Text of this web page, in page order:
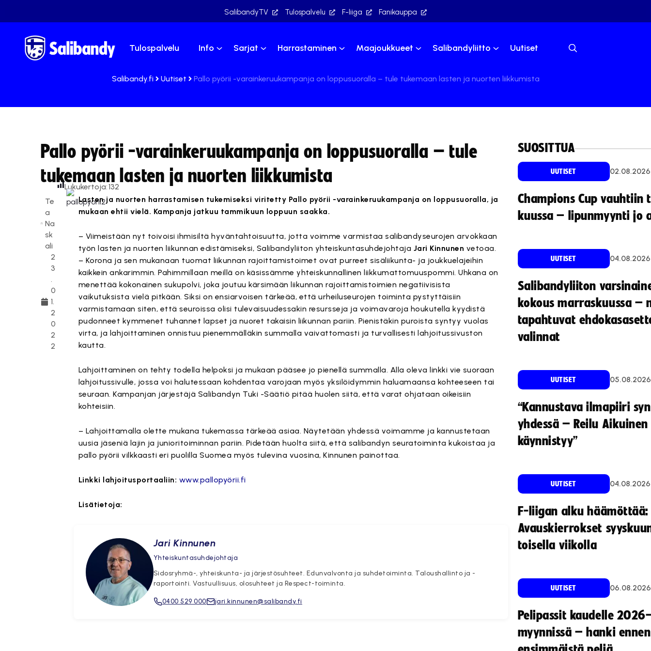
SalibandyTV Tulospalvelu F-liiga Fanikauppa
Tulospalvelu Info Sarjat Harrastaminen Maajoukkueet Salibandyliitto Uutiset
Salibandy.fi Uutiset Pallo pyörii -varainkeruukampanja on loppusuoralla – tule tukemaan lasten ja nuorten liikkumista
Pallo pyörii -varainkeruukampanja on loppusuoralla – tule
tukemaan lasten ja nuorten liikkumista
Te
a
Na
sk
ali
2
3
.
0
1.
2
0
2
2
Lukukertoja:132
Lasten ja nuorten harrastamisen tukemiseksi viritetty Pallo pyörii -varainkeruukampanja on loppusuoralla, ja
mukaan ehtii vielä. Kampanja jatkuu tammikuun loppuun saakka.
– Viimeistään nyt toivoisi ihmisiltä hyväntahtoisuutta, jotta voimme varmistaa salibandyseurojen arvokkaan
työn lasten ja nuorten liikunnan edistämiseksi, Salibandyliiton yhteiskuntasuhdejohtaja Jari Kinnunen vetoaa.
– Korona ja sen mukanaan tuomat liikunnan rajoittamistoimet ovat purreet sisäliikunta- ja joukkuelajeihin
kaikkein ankarimmin. Pahimmillaan meillä on käsissämme yhteiskunnallinen liikkumattomuuspommi. Uhkana on
menettää kokonainen sukupolvi, joka joutuu kärsimään liikunnan rajoittamistoimien negatiivisista
vaikutuksista vielä pitkään. Siksi on ensiarvoisen tärkeää, että urheiluseurojen toiminta pystyttäisiin
varmistamaan siten, että seuroissa olisi tulevaisuudessakin resursseja ja voimavaroja houkutella kyydistä
pudonneet kymmenet tuhannet lapset ja nuoret takaisin liikunnan pariin. Pienistäkin puroista syntyy vuolas
virta, ja lahjoittaminen onnistuu pienemmälläkin summalla vaivattomasti ja turvallisesti lahjoitussivuston
kautta.
Lahjoittaminen on tehty todella helpoksi ja mukaan pääsee jo pienellä summalla. Alla oleva linkki vie suoraan
lahjoitussivulle, jossa voi halutessaan kohdentaa varojaan myös yksilöidymmin haluamaansa kohteeseen tai
seuraan. Kampanjan järjestäjä Salibandyn Tuki -Säätiö pitää huolen siitä, että varat ohjataan oikeisiin
kohteisiin.
– Lahjoittamalla olette mukana tukemassa tärkeää asiaa. Näytetään yhdessä voimamme ja kannustetaan
uusia jäseniä lajin ja junioritoiminnan pariin. Pidetään huolta siitä, että salibandyn seuratoiminta kukoistaa ja
pallo pyörii vilkkaasti eri puolilla Suomea myös tulevina vuosina, Kinnunen painottaa.
Linkki lahjoitusportaaliin: www.pallopyörii.fi
Lisätietoja:
Jari Kinnunen
Yhteiskuntasuhdejohtaja
Sidosryhmä-, yhteiskunta- ja järjestösuhteet. Edunvalvonta ja suhdetoiminta. Taloushallinto ja -
raportointi. Vastuullisuus, olosuhteet ja Respect-toiminta.
0400 529 000 jari.kinnunen@salibandy.fi
SUOSITTUA
UUTISET 02.08.2026
Champions Cup vauhtiin
kuussa – lipunmyynti jo
UUTISET 04.08.2026
Salibandyliiton
kokous marraskuussa –
tapahtuvat
valinnat
UUTISET 05.08.2026
“Kannustava ilmapiiri
yhdessä – Reilu
käynnistyy”
UUTISET 04.08.2026
F-liigan alku häämöttää:
Avauskierrokset
toisella viikolla
UUTISET 06.08.2026
Pelipassit kaudelle
myynnissä – hanki ennen